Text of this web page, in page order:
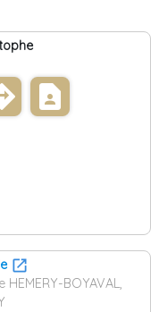
contact_page
BOYAVAL,